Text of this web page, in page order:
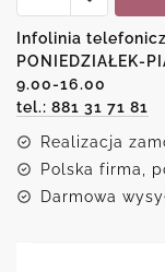
zaczyna
się
w
chwili,
decydujemy
się
bycie
Infolinia
PONIEDZIAŁEK-
9.00-16.00
tel.: 881 31 71 81
Realizacja
Polska firma,
Darmowa